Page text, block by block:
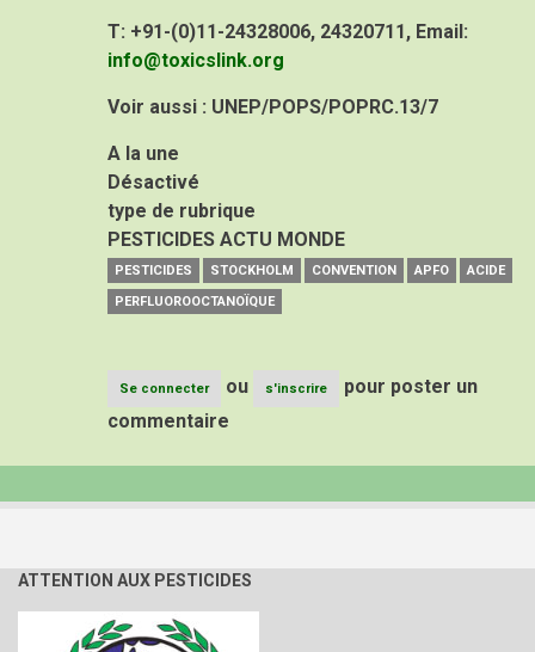
T: +91-(0)11-24328006, 24320711, Email:
info@toxicslink.org
Voir aussi : UNEP/POPS/POPRC.13/7
A la une
Désactivé
type de rubrique
PESTICIDES ACTU MONDE
PESTICIDES STOCKHOLM CONVENTION APFO
ACIDE
PERFLUOROOCTANOÏQUE
Se connecter ou s'inscrire
pour poster un
commentaire
ATTENTION AUX PESTICIDES